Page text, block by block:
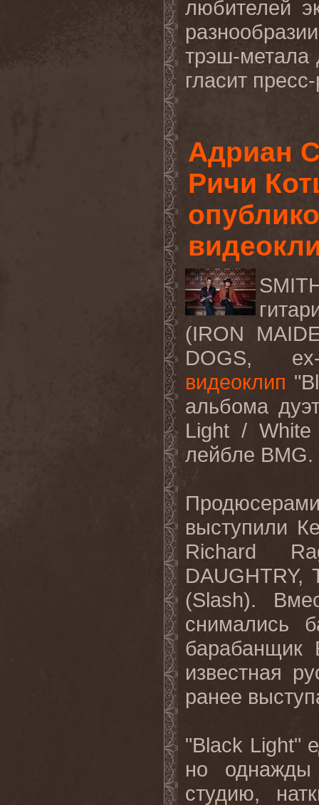
любителей
трэш-метала
гласит
Адриан
Ричи
(IRON
DOGS,
видеоклип
альбома
Light / White
лейбле BMG.
выступили
Richard
DAUGHTRY,
(Slash).
снимались
барабанщик
известная
ранее
"Black Light"
но
однажды
студию,